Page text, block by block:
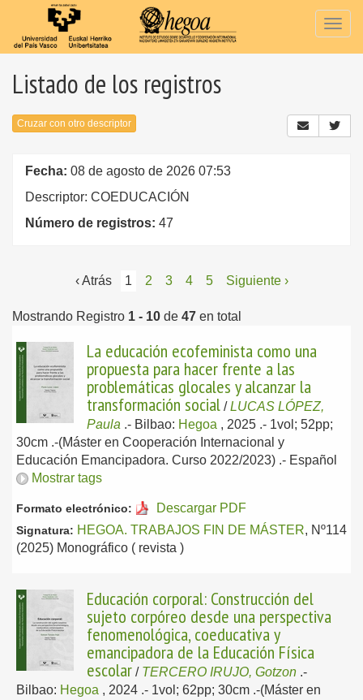
Listado de los registros
Cruzar con otro descriptor
Fecha: 08 de agosto de 2026 07:53
Descriptor: COEDUCACIÓN
Número de registros: 47
‹ Atrás 1 2 3 4 5 Siguiente ›
Mostrando Registro 1 - 10 de 47 en total
La educación ecofeminista como una
propuesta para hacer frente a las
problemáticas glocales y alcanzar la
transformación social /LUCAS LÓPEZ,
Paula .- Bilbao: Hegoa , 2025 .- 1vol; 52pp;
30cm .-(Máster en Cooperación Internacional y
Educación Emancipadora. Curso 2022/2023) .- Español
Mostrar tags
Formato electrónico: Descargar PDF
Signatura: HEGOA. TRABAJOS FIN DE MÁSTER, Nº114
(2025) Monográfico ( revista )
Educación corporal: Construcción del
sujeto corpóreo desde una perspectiva
fenomenológica, coeducativa y
emancipadora de la Educación Física
escolar / TERCERO IRUJO, Gotzon .-
Bilbao: Hegoa , 2024 .- 1vol; 62pp; 30cm .-(Máster en